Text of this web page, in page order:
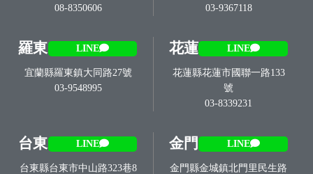
08-8350606
03-9367118
羅東 LINE
宜蘭縣羅東鎮大同路27號
03-9548995
花蓮 LINE
花蓮縣花蓮市國聯一路133
號
03-8339231
台東 LINE
台東縣台東市中山路323巷8
金門 LINE
金門縣金城鎮北門里民生路